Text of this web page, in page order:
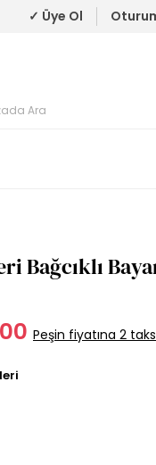
✓ Üye Ol
Bağcıklı
Peşin fiyatına 2